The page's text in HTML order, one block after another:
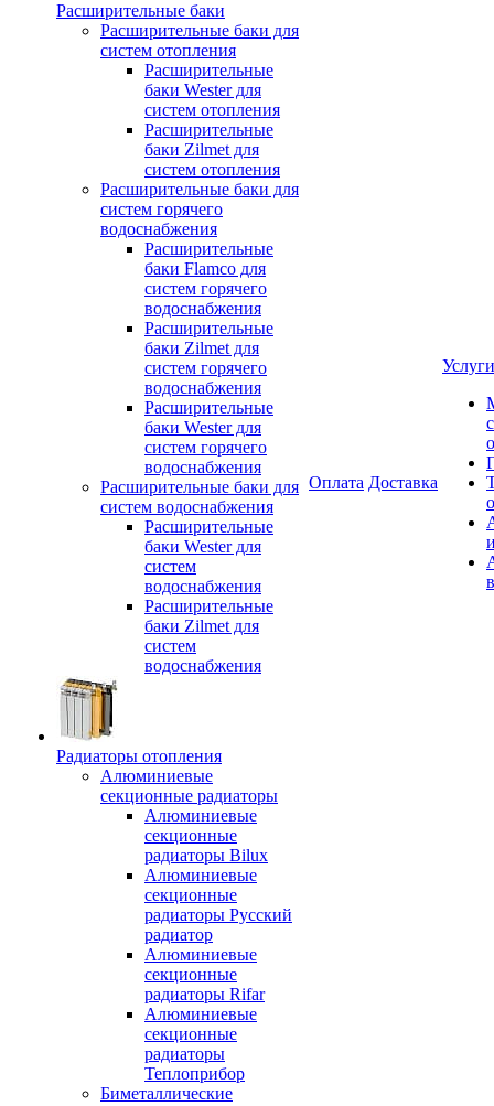
Расширительные баки
Расширительные баки для
систем отопления
Расширительные
баки Wester для
систем отопления
Расширительные
баки Zilmet для
систем отопления
Расширительные баки для
систем горячего
водоснабжения
Расширительные
баки Flamco для
систем горячего
водоснабжения
Расширительные
баки Zilmet для
систем горячего
водоснабжения
Расширительные
баки Wester для
систем горячего
водоснабжения
Расширительные баки для
систем водоснабжения
Расширительные
баки Wester для
систем
водоснабжения
Расширительные
баки Zilmet для
систем
водоснабжения
Радиаторы отопления
Алюминиевые
секционные радиаторы
Алюминиевые
секционные
радиаторы Bilux
Алюминиевые
секционные
радиаторы Русский
радиатор
Алюминиевые
секционные
радиаторы Rifar
Алюминиевые
секционные
радиаторы
Теплоприбор
Биметаллические
Оплата Доставка
Услуги